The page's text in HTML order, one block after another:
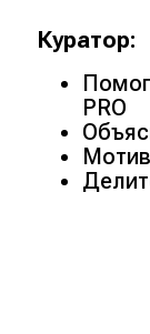
Куратор:
PRO